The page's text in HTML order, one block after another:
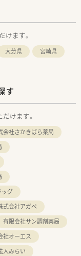
けます。
大分県
宮崎県
す
けます。
会社さかきばら薬局
ッグ
式会社アガペ
有限会社サン調剤薬局
社オーエス
人みらい